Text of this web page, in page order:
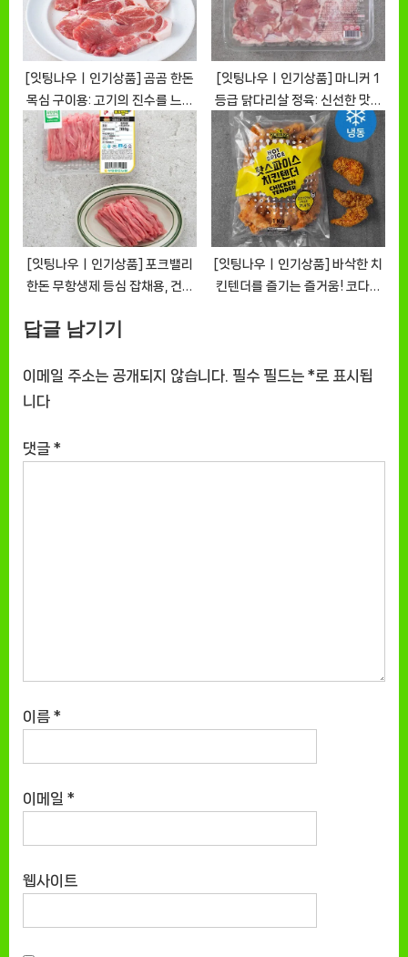
[잇팅나우ㅣ인기상품] 곰곰 한돈
목심 구이용: 고기의 진수를 느끼
다 [EatingNOWㅣ추천상품]
[잇팅나우ㅣ인기상품] 마니커 1
등급 닭다리살 정육: 신선한 맛과
안심한 보관으로 안전하게 즐기는
고소한 살코기 [EatingNOWㅣ
추천상품]
[잇팅나우ㅣ인기상품] 포크밸리
한돈 무항생제 등심 잡채용, 건강
[EatingNOWㅣ추천상품]
[잇팅나우ㅣ인기상품] 바삭한 치
킨텐더를 즐기는 즐거움! 코다노
답글 남기기
이메일 주소는 공개되지 않습니다. 필수 필드는 *로 표시됩
니다
댓글 *
이름 *
이메일 *
웹사이트